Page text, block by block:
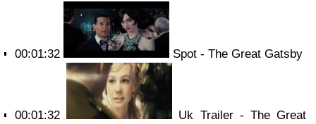
00:01:32 Spot - The Great Gatsby
00:01:32
Uk Trailer - The Great